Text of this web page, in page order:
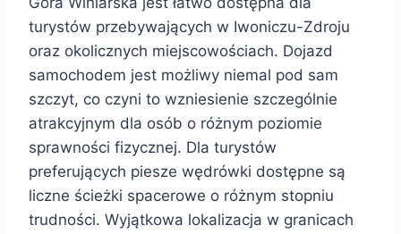
turystów przebywających w Iwoniczu-Zdroju
oraz okolicznych miejscowościach. Dojazd
samochodem jest możliwy niemal pod sam
szczyt, co czyni to wzniesienie szczególnie
atrakcyjnym dla osób o różnym poziomie
sprawności fizycznej. Dla turystów
preferujących piesze wędrówki dostępne są
liczne ścieżki spacerowe o różnym stopniu
trudności. Wyjątkowa lokalizacja w granicach